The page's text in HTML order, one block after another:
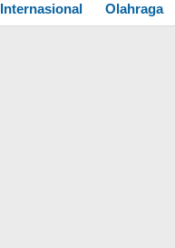
Internasional Olahraga